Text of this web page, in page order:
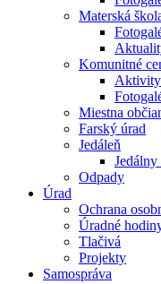
Materská
Komunitné
Aktivity
Miestna
Farský úrad
Jedáleň
Odpady
Úrad
Ochrana
Úradné
Tlačivá
Projekty
Samospráva